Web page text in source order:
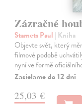
Zázračné
Stamets Paul | Kniha
Objevte svět, který
filmové podobě
nyní ve formě
Zasielame do 12 dní
25,03 €